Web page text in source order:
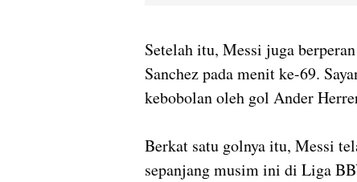
Setelah itu, Messi juga
Sanchez pada menit ke-69.
kebobolan oleh gol Ander
Berkat satu golnya itu, Messi
sepanjang musim ini di Liga